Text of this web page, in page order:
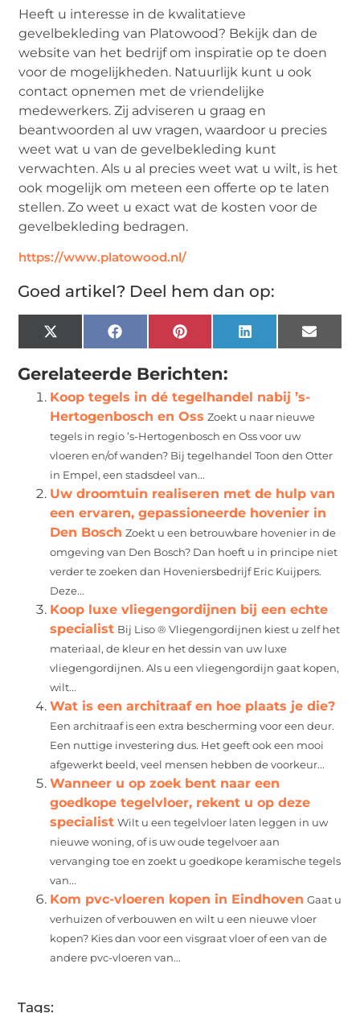
Heeft u interesse in de kwalitatieve
gevelbekleding van Platowood? Bekijk dan de
website van het bedrijf om inspiratie op te doen
voor de mogelijkheden. Natuurlijk kunt u ook
contact opnemen met de vriendelijke
medewerkers. Zij adviseren u graag en
beantwoorden al uw vragen, waardoor u precies
weet wat u van de gevelbekleding kunt
verwachten. Als u al precies weet wat u wilt, is het
ook mogelijk om meteen een offerte op te laten
stellen. Zo weet u exact wat de kosten voor de
gevelbekleding bedragen.
https://www.platowood.nl/
Goed artikel? Deel hem dan op:
X
(Twitter)
FacebookPinterest LinkedIn Email
Gerelateerde Berichten:
Koop tegels in dé tegelhandel nabij ’s-
Hertogenbosch en Oss Zoekt u naar nieuwe
tegels in regio ’s-Hertogenbosch en Oss voor uw
vloeren en/of wanden? Bij tegelhandel Toon den Otter
in Empel, een stadsdeel van...
Uw droomtuin realiseren met de hulp van
een ervaren, gepassioneerde hovenier in
Den Bosch Zoekt u een betrouwbare hovenier in de
omgeving van Den Bosch? Dan hoeft u in principe niet
verder te zoeken dan Hoveniersbedrijf Eric Kuijpers.
Deze...
Koop luxe vliegengordijnen bij een echte
specialist Bij Liso ® Vliegengordijnen kiest u zelf het
materiaal, de kleur en het dessin van uw luxe
vliegengordijnen. Als u een vliegengordijn gaat kopen,
wilt...
Wat is een architraaf en hoe plaats je die?
Een architraaf is een extra bescherming voor een deur.
Een nuttige investering dus. Het geeft ook een mooi
afgewerkt beeld, veel mensen hebben de voorkeur...
Wanneer u op zoek bent naar een
goedkope tegelvloer, rekent u op deze
specialist Wilt u een tegelvloer laten leggen in uw
nieuwe woning, of is uw oude tegelvoer aan
vervanging toe en zoekt u goedkope keramische tegels
van...
Kom pvc-vloeren kopen in Eindhoven Gaat u
verhuizen of verbouwen en wilt u een nieuwe vloer
kopen? Kies dan voor een visgraat vloer of een van de
andere pvc-vloeren van...
Tags: